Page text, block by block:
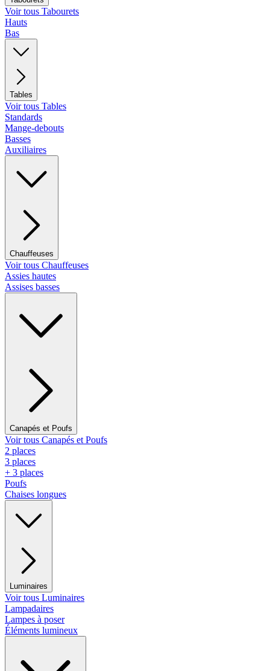
Voir tous Tabourets
Hauts
Bas
Tables
Voir tous Tables
Standards
Mange-debouts
Basses
Auxiliaires
Chauffeuses
Voir tous Chauffeuses
Assies hautes
Assises basses
Canapés et Poufs
Voir tous Canapés et Poufs
2 places
3 places
+ 3 places
Poufs
Chaises longues
Luminaires
Voir tous Luminaires
Lampadaires
Lampes à poser
Éléments lumineux